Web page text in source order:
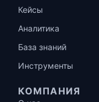
Кейсы
Аналитика
База знаний
Инструменты
КОМПАНИЯ